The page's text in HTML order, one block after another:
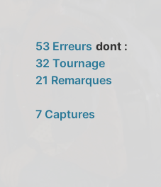
53 Erreurs dont :
32 Tournage
21 Remarques
7 Captures